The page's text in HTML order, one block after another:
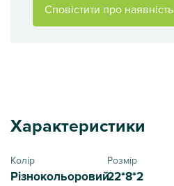
Сповістити про наявність
Характеристики
Колір
Різнокольоровий
Розмір
22*8*2